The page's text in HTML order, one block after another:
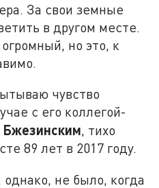
За свои земные
в другом месте.
но это, к
чувство
с его коллегой-
, тихо
89 лет в 2017 году.
однако, не было, когда